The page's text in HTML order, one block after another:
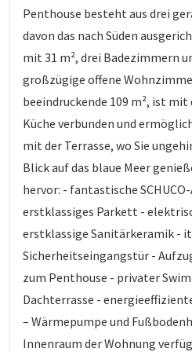
Penthouse besteht aus drei
davon das nach Süden
mit 31 m², drei Badezimmern
großzügige offene
beeindruckende 109 m², ist
Küche verbunden und
mit der Terrasse, wo Sie
Blick auf das blaue Meer
hervor: - fantastische
erstklassiges Parkett -
erstklassige Sanitärkeramik -
Sicherheitseingangstür -
zum Penthouse - privater
Dachterrasse -
– Wärmepumpe und
Innenraum der Wohnung